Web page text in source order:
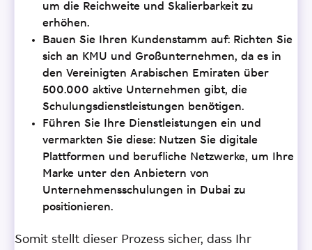
um die Reichweite und Skalierbarkeit zu
erhöhen.
Bauen Sie Ihren Kundenstamm auf: Richten Sie
sich an KMU und Großunternehmen, da es in
den Vereinigten Arabischen Emiraten über
500.000 aktive Unternehmen gibt, die
Schulungsdienstleistungen benötigen.
Führen Sie Ihre Dienstleistungen ein und
vermarkten Sie diese: Nutzen Sie digitale
Plattformen und berufliche Netzwerke, um Ihre
Marke unter den Anbietern von
Unternehmensschulungen in Dubai zu
positionieren.
Somit stellt dieser Prozess sicher, dass Ihr